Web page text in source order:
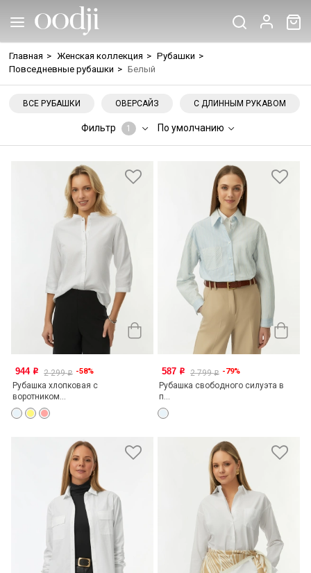
Главная > Женская коллекция > Рубашки >
Повседневные рубашки > Белый
ВСЕ РУБАШКИ ОВЕРСАЙЗ С ДЛИННЫМ РУКАВОМ
Фильтр 1 По умолчанию
944 o 2 299o -58%
Рубашка хлопковая с
воротником...
587 o 2 799o -79%
Рубашка свободного силуэта в
п...